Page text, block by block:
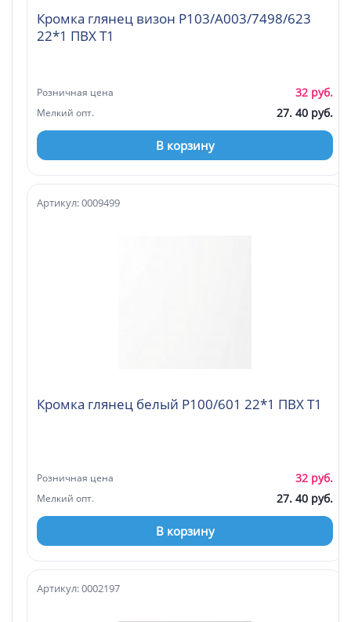
Кромка глянец визон P103/А003/7498/623
22*1 ПВХ Т1
Розничная цена 32 руб.
Мелкий опт. 27. 40 руб.
В корзину
Кромка глянец белый P100/601 22*1 ПВХ Т1
Артикул: 0009499
Розничная цена 32 руб.
Мелкий опт. 27. 40 руб.
В корзину
Артикул: 0002197